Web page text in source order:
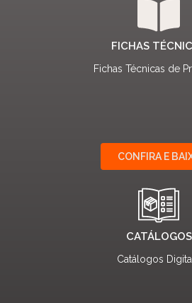
FICHAS
Fichas Técnicas de
CONFIRA E
CATÁLOGOS
Catálogos